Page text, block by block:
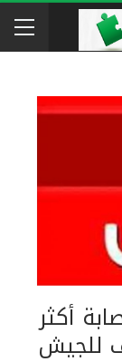
أكثر
للجيش